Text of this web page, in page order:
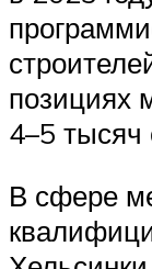
позициях
4–5 тысяч
В сфере